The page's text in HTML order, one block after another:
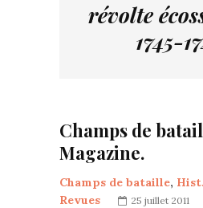
révolte
1745-
Champs de
Magazine.
Champs de bataille,
Revues
25 juillet 2011